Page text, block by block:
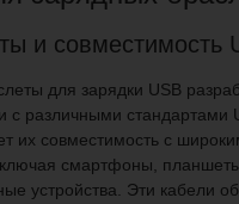
и совместимость
для зарядки USB
с различными стандартами
их совместимость с
смартфоны,
устройства. Эти кабели